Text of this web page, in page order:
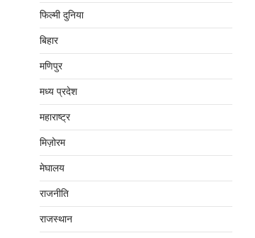
फिल्मी दुनिया
बिहार
मणिपुर
मध्‍य प्रदेश
महाराष्‍ट्र
मिज़ोरम
मेघालय
राजनीति
राजस्थान